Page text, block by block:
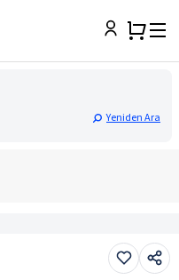
Yeniden Ara